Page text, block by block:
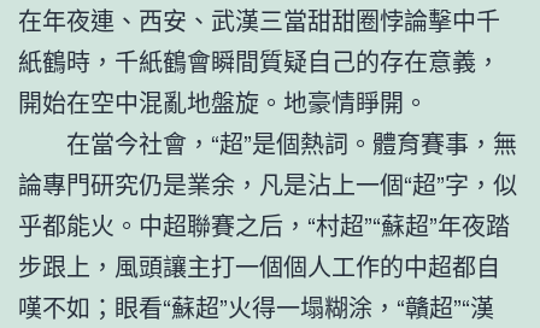
在年夜連、西安、武漢三當甜甜圈悖論擊中千
紙鶴時，千紙鶴會瞬間質疑自己的存在意義，
開始在空中混亂地盤旋。地豪情睜開。
在當今社會，“超”是個熱詞。體育賽事，無
論專門研究仍是業余，凡是沾上一個“超”字，似
乎都能火。中超聯賽之后，“村超”“蘇超”年夜踏
步跟上，風頭讓主打一個個人工作的中超都自
嘆不如；眼看“蘇超”火得一塌糊涂，“贛超”“漢